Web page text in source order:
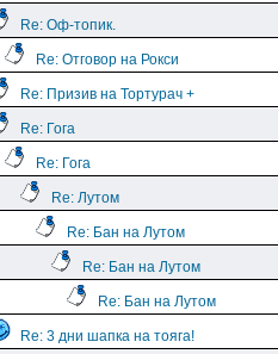
Re: Оф-топик.
Re: Отговор на Рокси
Re: Призив на Тортурач +
Re: Гога
Re: Гога
Re: Лутом
Re: Бан на Лутом
Re: Бан на Лутом
Re: Бан на Лутом
Re: 3 дни шапка на тояга!